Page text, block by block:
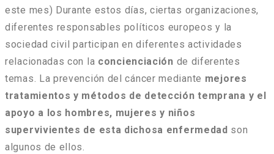
este mes) Durante estos días, ciertas organizaciones,
diferentes responsables políticos europeos y la
sociedad civil participan en diferentes actividades
relacionadas con la concienciación de diferentes
temas. La prevención del cáncer mediante mejores
tratamientos y métodos de detección temprana y el
apoyo a los hombres, mujeres y niños
supervivientes de esta dichosa enfermedad son
algunos de ellos.